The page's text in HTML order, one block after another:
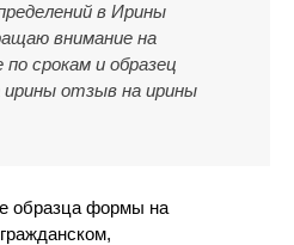
в Ирины
внимание на
по срокам и образец
отзыв на ирины
образца формы на